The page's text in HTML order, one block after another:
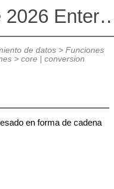
Altova MapForce 2026
de datos> Funciones
> core | conversion
en forma de cadena